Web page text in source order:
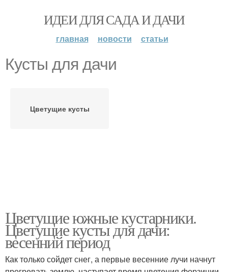
ИДЕИ ДЛЯ САДА И ДАЧИ
главная новости статьи
Кусты для дачи
Цветущие кусты
Цветущие южные кустарники.
Цветущие кусты для дачи:
весенний период
Как только сойдет снег, а первые весенние лучи начнут